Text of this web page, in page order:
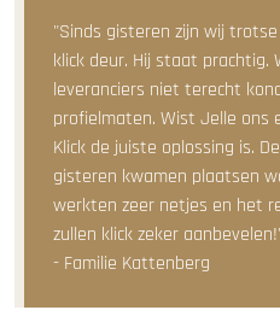
"Sinds gisteren zijn wij
klick deur. Hij staat prachtig.
leveranciers niet terecht
profielmaten. Wist Jelle ons
Klick de juiste oplossing is.
gisteren kwamen plaatsen
werkten zeer netjes en het
zullen klick zeker
- Familie Kattenberg